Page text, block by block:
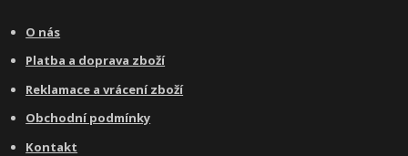
O nás
Platba a doprava zboží
Reklamace a vrácení zboží
Obchodní podmínky
Kontakt